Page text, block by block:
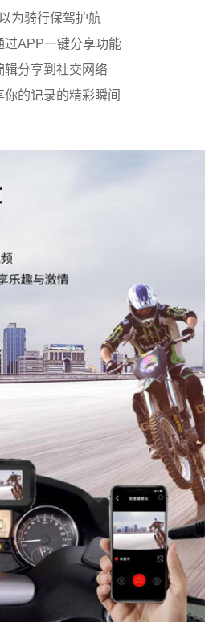
为骑行保驾护航
过APP一键分享功能
辑分享到社交网络
你的记录的精彩瞬间